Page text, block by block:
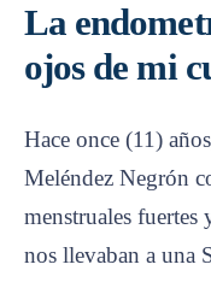
La
ojos de mi
Hace once (11)
Meléndez Negrón
menstruales fuertes
nos llevaban a una